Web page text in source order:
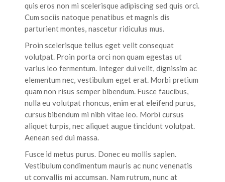
quis eros non mi scelerisque adipiscing sed quis orci.
Cum sociis natoque penatibus et magnis dis
parturient montes, nascetur ridiculus mus.
Proin scelerisque tellus eget velit consequat
volutpat. Proin porta orci non quam egestas ut
varius leo fermentum. Integer dui velit, dignissim ac
elementum nec, vestibulum eget erat. Morbi pretium
quam non risus semper bibendum. Fusce faucibus,
nulla eu volutpat rhoncus, enim erat eleifend purus,
cursus bibendum mi nibh vitae leo. Morbi cursus
aliquet turpis, nec aliquet augue tincidunt volutpat.
Aenean sed dui massa.
Fusce id metus purus. Donec eu mollis sapien.
Vestibulum condimentum mauris ac nunc venenatis
ut convallis mi accumsan. Nam rutrum, nunc at